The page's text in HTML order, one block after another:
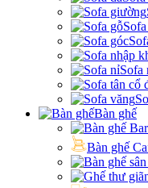
Sofa
Bàn ghế
Bàn ghế